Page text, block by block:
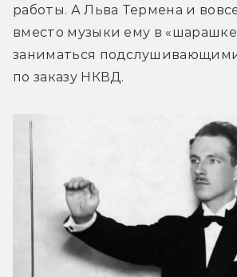
работы. А Льва Термена и
вместо музыки ему в
заниматься
по заказу НКВД.